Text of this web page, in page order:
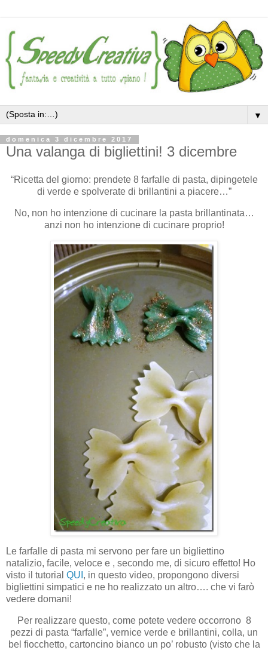
▼
domenica 3 dicembre 2017
Una valanga di bigliettini! 3 dicembre
“Ricetta del giorno: prendete 8 farfalle di pasta, dipingetele
di verde e spolverate di brillantini a piacere…”
No, non ho intenzione di cucinare la pasta brillantinata…
anzi non ho intenzione di cucinare proprio!
Le farfalle di pasta mi servono per fare un bigliettino
natalizio, facile, veloce e , secondo me, di sicuro effetto! Ho
visto il tutorial QUI , in questo video, propongono diversi
bigliettini simpatici e ne ho realizzato un altro…. che vi farò
vedere domani!
Per realizzare questo, come potete vedere occorrono 8
pezzi di pasta “farfalle”, vernice verde e brillantini, colla, un
bel fiocchetto, cartoncino bianco un po’ robusto (visto che la